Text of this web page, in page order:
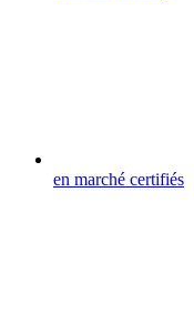
en marché certifiés